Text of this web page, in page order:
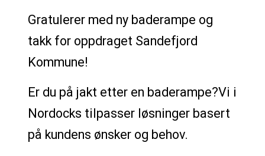
Gratulerer med ny baderampe og
takk for oppdraget Sandefjord
Kommune!
Er du på jakt etter en baderampe?Vi i
Nordocks tilpasser løsninger basert
på kundens ønsker og behov.